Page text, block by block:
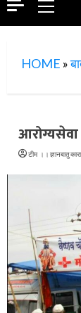
Primary
Menu
HOME »
आरोग्यसेवा
टीम